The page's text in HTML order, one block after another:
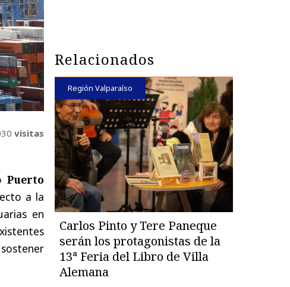
visitas
Puerto
a la
en
Relacionados
Región Valparaíso
Carlos Pinto y Tere Paneque
serán los protagonistas de la
13ª Feria del Libro de Villa
Alemana